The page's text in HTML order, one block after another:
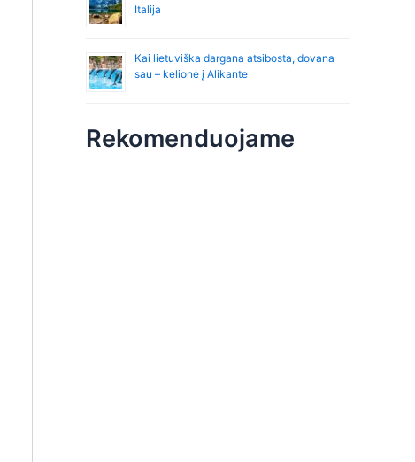
Italija
Kai lietuviška dargana atsibosta, dovana
sau – kelionė į Alikante
Rekomenduojame